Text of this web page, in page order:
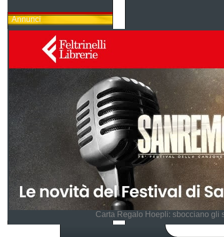
Annunci
Carta Regalo Hoepli: sbocciano gli